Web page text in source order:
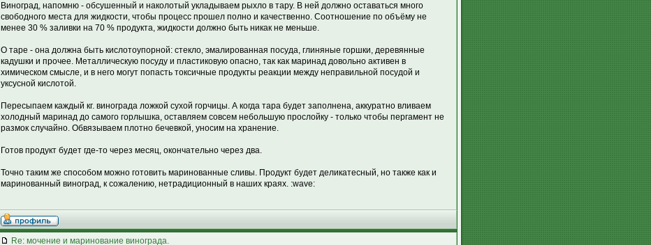
Виноград, напомню - обсушенный и наколотый укладываем рыхло в тару. В ней должно оставаться много
свободного места для жидкости, чтобы процесс прошел полно и качественно. Соотношение по объёму не
менее 30 % заливки на 70 % продукта, жидкости должно быть никак не меньше.
О таре - она должна быть кислотоупорной: стекло, эмалированная посуда, глиняные горшки, деревянные
кадушки и прочее. Металлическую посуду и пластиковую опасно, так как маринад довольно активен в
химическом смысле, и в него могут попасть токсичные продукты реакции между неправильной посудой и
уксусной кислотой.
Пересыпаем каждый кг. винограда ложкой сухой горчицы. А когда тара будет заполнена, аккуратно вливаем
холодный маринад до самого горлышка, оставляем совсем небольшую прослойку - только чтобы пергамент не
размок случайно. Обвязываем плотно бечевкой, уносим на хранение.
Готов продукт будет где-то через месяц, окончательно через два.
Точно таким же способом можно готовить маринованные сливы. Продукт будет деликатесный, но также как и
маринованный виноград, к сожалению, нетрадиционный в наших краях. :wave:
Re: мочение и маринование винограда.